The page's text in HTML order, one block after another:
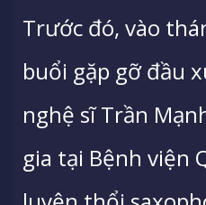
Trước đó, vào
buổi gặp gỡ đầu
nghệ sĩ Trần
gia tại Bệnh viện